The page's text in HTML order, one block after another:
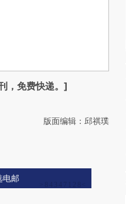
，免费快递。]
版面编辑：邱祺璞
电邮